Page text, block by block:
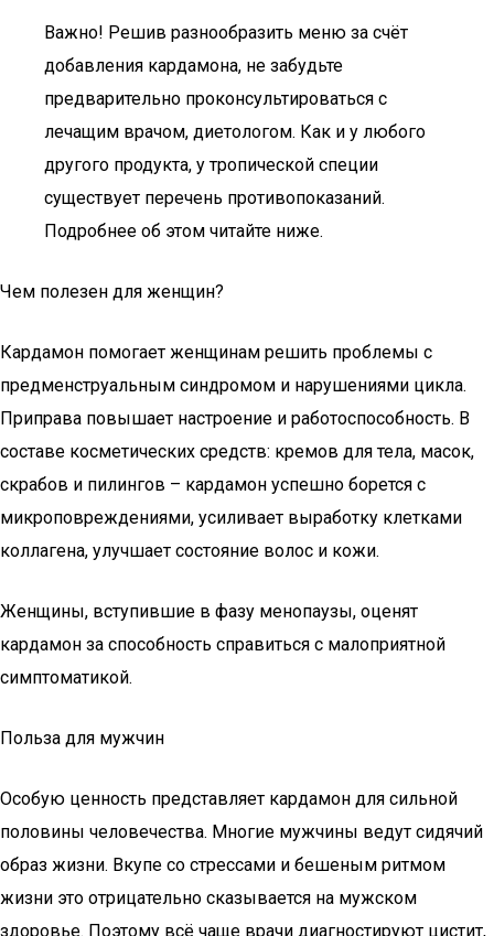
Важно! Решив разнообразить меню за счёт
добавления кардамона, не забудьте
предварительно проконсультироваться с
лечащим врачом, диетологом. Как и у любого
другого продукта, у тропической специи
существует перечень противопоказаний.
Подробнее об этом читайте ниже.
Чем полезен для женщин?
Кардамон помогает женщинам решить проблемы с
предменструальным синдромом и нарушениями цикла.
Приправа повышает настроение и работоспособность. В
составе косметических средств: кремов для тела, масок,
скрабов и пилингов – кардамон успешно борется с
микроповреждениями, усиливает выработку клетками
коллагена, улучшает состояние волос и кожи.
Женщины, вступившие в фазу менопаузы, оценят
кардамон за способность справиться с малоприятной
симптоматикой.
Польза для мужчин
Особую ценность представляет кардамон для сильной
половины человечества. Многие мужчины ведут сидячий
образ жизни. Вкупе со стрессами и бешеным ритмом
жизни это отрицательно сказывается на мужском
здоровье. Поэтому всё чаще врачи диагностируют цистит,